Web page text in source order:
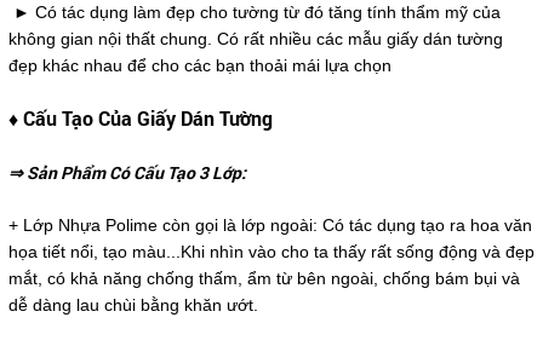
► Có tác dụng làm đẹp cho tường từ đó tăng tính thẩm mỹ của
không gian nội thất chung. Có rất nhiều các mẫu giấy dán tường
đẹp khác nhau để cho các bạn thoải mái lựa chọn
♦ Cấu Tạo Của Giấy Dán Tường
⇒ Sản Phẩm Có Cấu Tạo 3 Lớp:
+ Lớp Nhựa Polime còn gọi là lớp ngoài: Có tác dụng tạo ra hoa văn
họa tiết nổi, tạo màu...Khi nhìn vào cho ta thấy rất sống động và đẹp
mắt, có khả năng chống thấm, ẩm từ bên ngoài, chống bám bụi và
dễ dàng lau chùi bằng khăn ướt.